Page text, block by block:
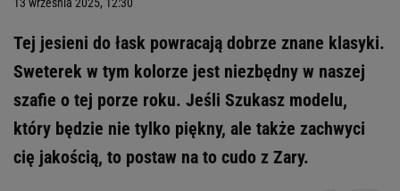
Tej jesieni do łask powracają dobrze znane klasyki.
Sweterek w tym kolorze jest niezbędny w naszej
szafie o tej porze roku. Jeśli Szukasz modelu,
który będzie nie tylko piękny, ale także zachwyci
cię jakością, to postaw na to cudo z Zary.